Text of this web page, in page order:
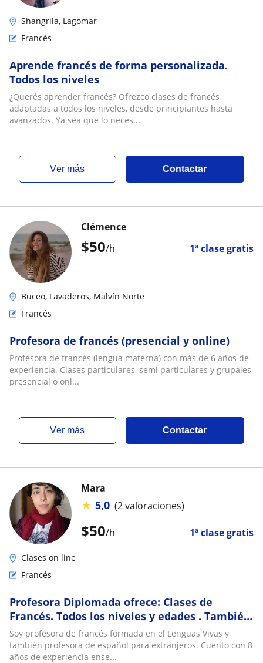
Shangrila, Lagomar
Francés
Aprende francés de forma personalizada.
Todos los niveles
¿Querés aprender francés? Ofrezco clases de francés
adaptadas a todos los niveles, desde principiantes hasta
avanzados. Ya sea que lo neces...
ver más Contactar
$50/h 1ª clase gratis
Clémence
Buceo, Lavaderos, Malvín Norte
Francés
Profesora de francés (presencial y online)
Profesora de francés (lengua materna) con más de 6 años de
experiencia. Clases particulares, semi particulares y grupales,
presencial o onl...
ver más Contactar
$50/h 1ª clase gratis
Mara
★ 5,0 (2 valoraciones)
Clases on line
Francés
Profesora Diplomada ofrece: Clases de
Francés. Todos los niveles y edades . También
DELF y pronunciación
Soy profesora de francés formada en el Lenguas Vivas y
también profesora de español para extranjeros. Cuento con 8
años de experiencia ense...